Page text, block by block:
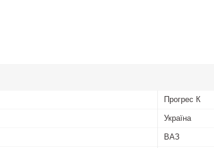
Прогрес К
Україна
ВАЗ